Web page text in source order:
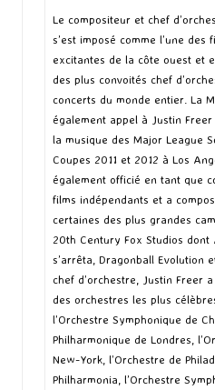
Le compositeur et chef
s’est imposé comme l’une
excitantes de la côte ouest et
des plus convoités chef
concerts du monde entier. La
également appel à Justin
la musique des Major League
Coupes 2011 et 2012 à Los
également officié en tant que
films indépendants et a
certaines des plus grandes
20th Century Fox Studios
s’arrêta, Dragonball Evolution
chef d’orchestre, Justin Freer
des orchestres les plus
l’Orchestre Symphonique de
Philharmonique de Londres,
New-York, l’Orchestre de
Philharmonia, l’Orchestre